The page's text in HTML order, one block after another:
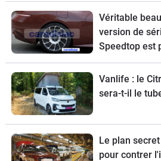
Véritable
version de
Speedtop est
de ce break
70
Vanlife : le
sera-t-il le
Le plan
pour contrer